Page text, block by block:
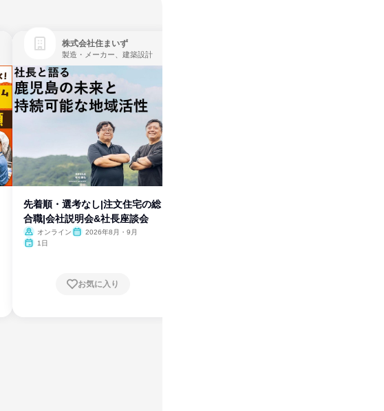
株式会社住まいず
製造・メーカー、建築設計
先着順・選考なし|注文住宅の総
合職|会社説明会&社長座談会
オンライン
2026年8月・9月
1日
お気に入り